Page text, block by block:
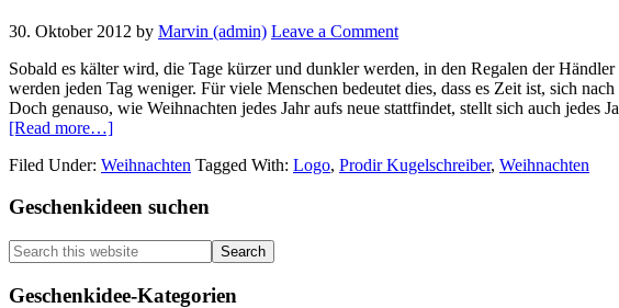
30. Oktober 2012 by Marvin (admin) Leave a Comment
Sobald es kälter wird, die Tage kürzer und dunkler werden, in den Regalen der
werden jeden Tag weniger. Für viele Menschen bedeutet dies, dass es Zeit ist, sich
Doch genauso, wie Weihnachten jedes Jahr aufs neue stattfindet, stellt sich auch
[Read more…]about
Kugelschreiber
Logo
Präsente
zu
Weihnachten
Filed Under: Weihnachten Tagged With: Logo, Prodir Kugelschreiber, Weihnachten
Primary
Sidebar
Geschenkideen suchen
Search
this
website
Geschenkidee-Kategorien